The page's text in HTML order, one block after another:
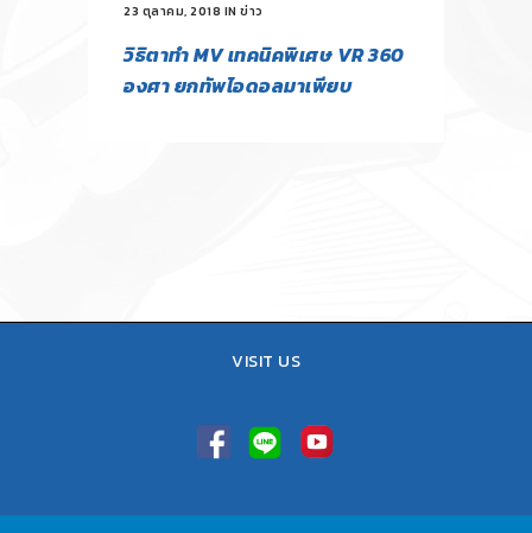
23 ตุลาคม, 2018 IN ข่าว
วิธิตาทำ MV เทคนิคพิเศษ VR 360
องศา ยกทัพไอดอลมาเพียบ
VISIT US